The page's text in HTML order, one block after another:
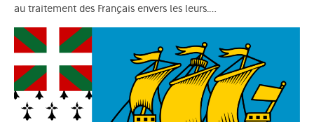
au traitement des Français envers les leurs.…